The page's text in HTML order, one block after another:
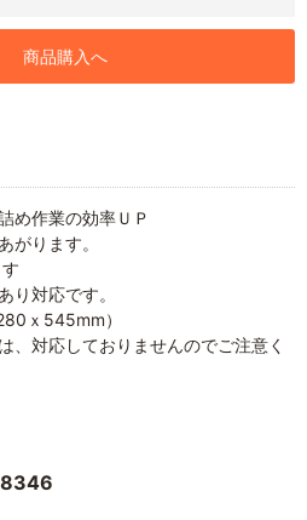
商品購入へ
め作業の効率ＵＰ
がります。
り対応です。
ｘ545mm）
、対応しておりませんのでご注意く